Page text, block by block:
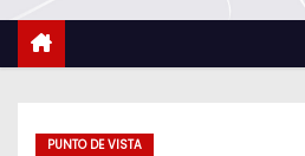
l
PUNTO DE VISTA